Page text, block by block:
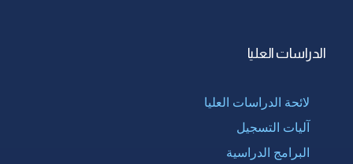
الدراسات العليا
لائحة الدراسات العليا
آليات التسجيل
البرامج الدراسية